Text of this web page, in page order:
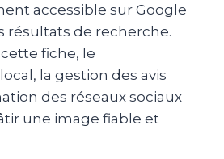
accessible sur Google
résultats de recherche.
fiche, le
la gestion des avis
des réseaux sociaux
une image fiable et